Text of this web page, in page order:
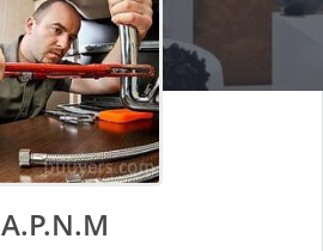
A.P.N.M